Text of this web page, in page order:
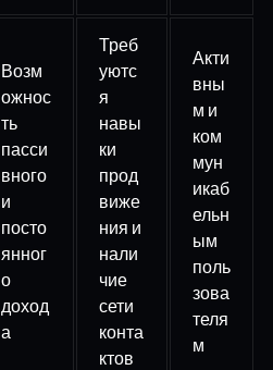
Возм
ожнос
ть
пасси
вного
и
посто
янног
о
доход
а
Треб
уютс
я
навы
ки
прод
виже
ния и
нали
чие
сети
конта
ктов
Акти
вны
м и
ком
мун
икаб
ельн
ым
поль
зова
теля
м